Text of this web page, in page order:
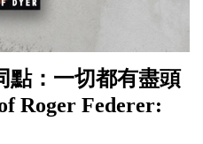
點：一切都有盡頭
Roger Federer: